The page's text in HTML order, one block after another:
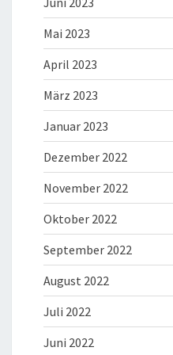
Mai 2023
April 2023
März 2023
Januar 2023
Dezember 2022
November 2022
Oktober 2022
September 2022
August 2022
Juli 2022
Juni 2022